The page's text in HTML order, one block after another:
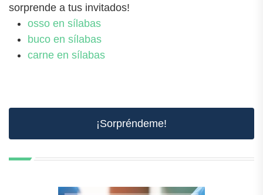
sorprende a tus invitados!
osso en sílabas
buco en sílabas
carne en sílabas
¡Sorpréndeme!